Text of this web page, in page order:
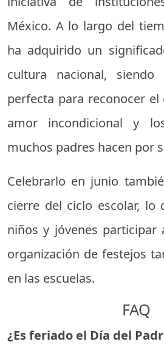
México. A lo largo del
ha adquirido un
cultura nacional, siendo
perfecta para reconocer el
amor incondicional y
muchos padres hacen por
Celebrarlo en junio
cierre del ciclo escolar, lo
niños y jóvenes participar
organización de festejos
en las escuelas.
FAQ
¿Es feriado el Día del